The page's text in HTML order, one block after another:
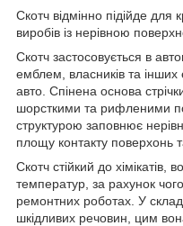
Скотч відмінно підійде для
виробів із нерівною
Скотч застосовується в
емблем, власників та інших
авто. Спінена основа
шорсткими та рифленими
структурою заповнює
площу контакту поверхонь
Скотч стійкий до хімікатів,
температур, за рахунок
ремонтних роботах. У
шкідливих речовин, цим